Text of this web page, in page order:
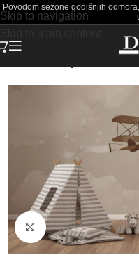
Skip to navigation
Povodom sezone godišnjih
Click to enlarge